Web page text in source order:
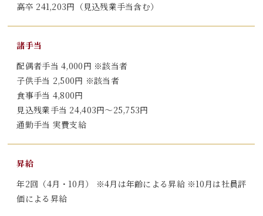
高卒 241,203円（見込残業手当含む）
諸手当
配偶者手当 4,000円 ※該当者
子供手当 2,500円 ※該当者
食事手当 4,800円
見込残業手当 24,403円～25,753円
通勤手当 実費支給
昇給
年2回（4月・10月） ※4月は年齢による昇給 ※10月は社員評
価による昇給